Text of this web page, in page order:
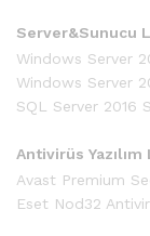
Server&Sunucu
Windows Server
Windows Server
SQL Server 2016
Antivirüs Yazılım
Avast Premium
Eset Nod32